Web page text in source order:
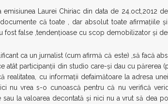
emisiunea Laurei Chiriac din data de 24.oct,2012
că toate , dar absolut toate afirmaţiile
fost false ,tendenţioase cu scop demobilizator şi
ca un jurnalist (cum afirmă că este) ,să facă
atât participanţii din studio care-şi dau cu părerea
realitatea, cu informaţii defaimătoare la adresa
nu vrea s-o cunoască pentru că nu verifică
sau la valoarea decontată şi nici nu a vrut să dea